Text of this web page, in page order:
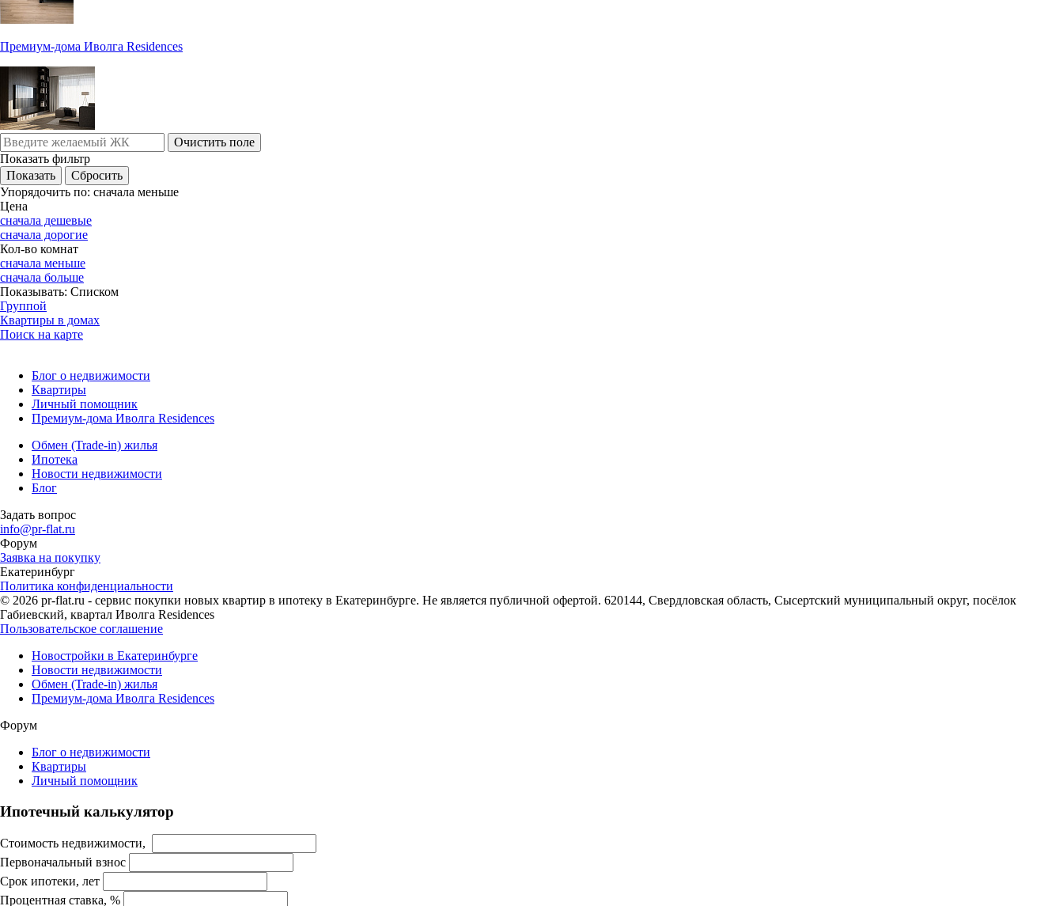
Премиум-дома Иволга Residences
Очистить поле
Показать фильтр
Упорядочить по: сначала меньше
Цена
сначала дешевые
сначала дорогие
Кол-во комнат
сначала меньше
сначала больше
Показывать: Списком
Группой
Квартиры в домах
Поиск на карте
Блог о недвижимости
Квартиры
Личный помощник
Премиум-дома Иволга Residences
Обмен (Trade-in) жилья
Ипотека
Новости недвижимости
Блог
Задать вопрос
info@pr-flat.ru
Форум
Заявка на покупку
Екатеринбург
Политика конфиденциальности
© 2026 pr-flat.ru - сервис покупки новых квартир в ипотеку в Екатеринбурге. Не является публичной офертой. 620144, Свердловская область, Сысертский муниципальный округ, посёлок
Габиевский, квартал Иволга Residences
Пользовательское соглашение
Новостройки в Екатеринбурге
Новости недвижимости
Обмен (Trade-in) жилья
Премиум-дома Иволга Residences
Форум
Блог о недвижимости
Квартиры
Личный помощник
Ипотечный калькулятор
Стоимость недвижимости,
Первоначальный взнос
Срок ипотеки, лет
Процентная ставка, %